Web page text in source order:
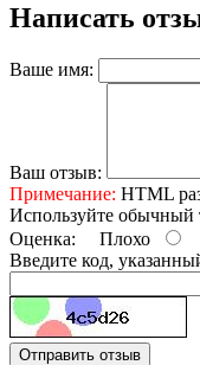
Написать
Ваше имя:
Ваш отзыв:
Примечание: HTML
Используйте обычный
Оценка: Плохо
Введите код,
Отправить отзыв